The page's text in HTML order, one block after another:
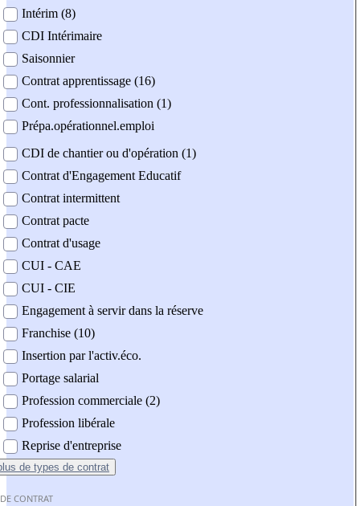
Intérim (8)
CDI Intérimaire
Saisonnier
Contrat apprentissage (16)
Cont. professionnalisation (1)
Prépa.opérationnel.emploi
CDI de chantier ou d'opération (1)
Contrat d'Engagement Educatif
Contrat intermittent
Contrat pacte
Contrat d'usage
CUI - CAE
CUI - CIE
Engagement à servir dans la réserve
Franchise (10)
Insertion par l'activ.éco.
Portage salarial
Profession commerciale (2)
Profession libérale
Reprise d'entreprise
de types de contrat
CONTRAT